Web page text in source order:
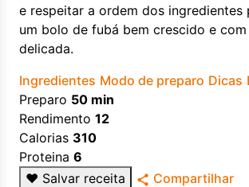
e respeitar a ordem dos ingredientes
um bolo de fubá bem crescido e
delicada.
Ingredientes Modo de preparo Dicas
Preparo 50 min
Rendimento 12
Calorias 310
Proteina 6
♥ Salvar receita Compartilhar